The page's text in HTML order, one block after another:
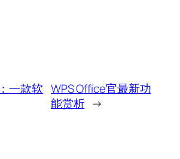
一款软 WPS Office官最新功
能赏析 →